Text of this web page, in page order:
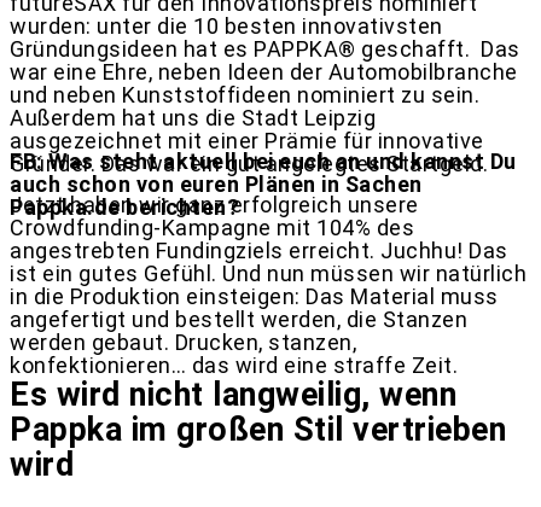
wurden: unter die 10 besten innovativsten
Gründungsideen hat es PAPPKA® geschafft. Das
war eine Ehre, neben Ideen der Automobilbranche
und neben Kunststoffideen nominiert zu sein.
Außerdem hat uns die Stadt Leipzig
ausgezeichnet mit einer Prämie für innovative
Gründer. Das war ein gut angelegtes Startgeld.
FB: Was steht aktuell bei euch an und kannst Du
auch schon von euren Plänen in Sachen
Pappka.de berichten?
Jetzt haben wir ganz erfolgreich unsere
Crowdfunding-Kampagne mit 104% des
angestrebten Fundingziels erreicht. Juchhu! Das
ist ein gutes Gefühl. Und nun müssen wir natürlich
in die Produktion einsteigen: Das Material muss
angefertigt und bestellt werden, die Stanzen
werden gebaut. Drucken, stanzen,
konfektionieren… das wird eine straffe Zeit.
Es wird nicht langweilig, wenn
Pappka im großen Stil vertrieben
wird